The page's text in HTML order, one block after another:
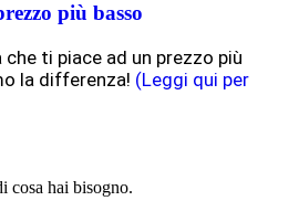
più basso
ti piace ad un prezzo più
la differenza! (Leggi qui per
cosa hai bisogno.